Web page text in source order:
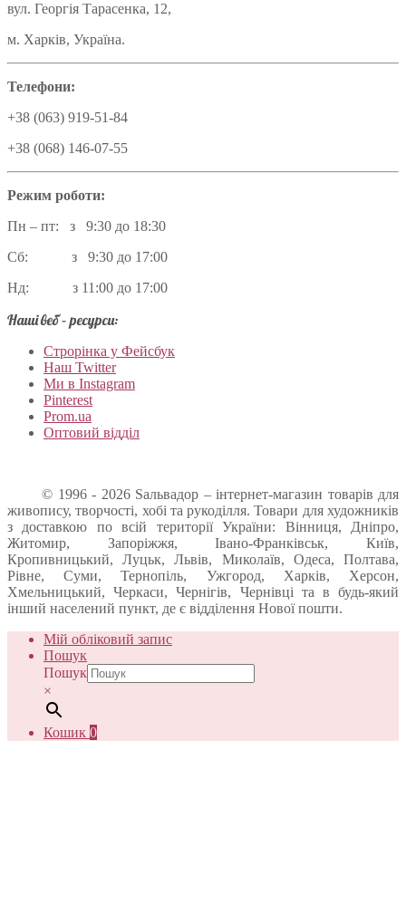
вул. Георгія Тарасенка, 12,
м. Харків, Україна.
Телефони:
+38 (063) 919-51-84
+38 (068) 146-07-55
Режим роботи:
Пн – пт: з 9:30 до 18:30
Сб: з 9:30 до 17:00
Нд: з 11:00 до 17:00
Наші веб – ресурси:
Строрінка у Фейсбук
Наш Twitter
Ми в Instagram
Pinterest
Prom.ua
Оптовий відділ
© 1996 - 2026 Sальвадор – інтернет-магазин товарів для
живопису, творчості, хобі та рукоділля. Товари для художників
з доставкою по всій території України: Вінниця, Дніпро,
Житомир, Запоріжжя, Івано-Франківськ, Київ,
Кропивницький, Луцьк, Львів, Миколаїв, Одеса, Полтава,
Рівне, Суми, Тернопіль, Ужгород, Харків, Херсон,
Хмельницький, Черкаси, Чернігів, Чернівці та в будь-який
інший населений пункт, де є відділення Нової пошти.
Мій обліковий запис
Пошук
Пошук
×
Кошик 0